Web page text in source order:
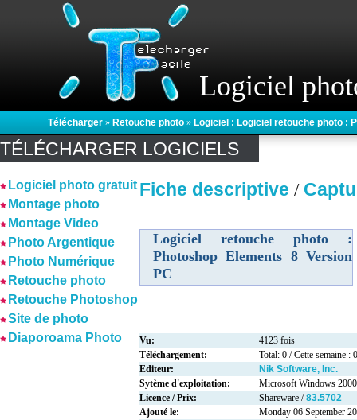
Logiciel
Télécharger » Retouche photo » Logiciel : Logiciel retouche photo :
TÉLÉCHARGER LOGICIELS
Logiciel photo gratuit
Montage photo
Montage Video
Photo Argentique
Photo Numérique
Retouche photo
Retouche Photoshop
Site de photo
Diaporoama Photo
Fiche descriptive /
Logiciel retouche photo :
Photoshop Elements 8 Version
PC
Vu:
4123 fois
Téléchargement:
Total: 0 / Cette semaine : 0
Editeur:
Nik Software, Inc.
Sytème d'exploitation:
Microsoft Windows
Licence / Prix:
Shareware /83.5702
Ajouté le:
Monday 06 September